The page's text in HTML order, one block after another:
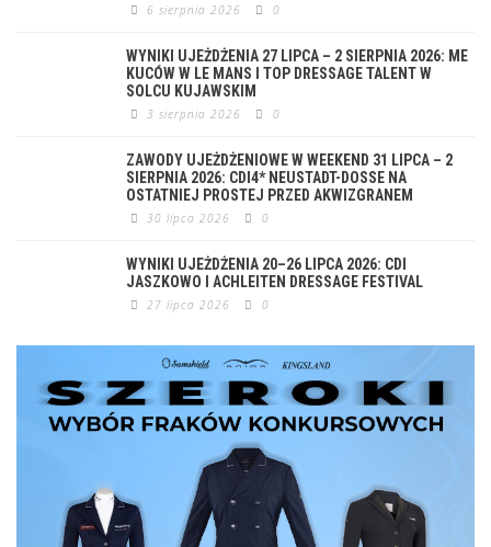
6 sierpnia 2026 0
WYNIKI UJEŻDŻENIA 27 LIPCA – 2 SIERPNIA 2026: ME
KUCÓW W LE MANS I TOP DRESSAGE TALENT W
SOLCU KUJAWSKIM
3 sierpnia 2026 0
ZAWODY UJEŻDŻENIOWE W WEEKEND 31 LIPCA – 2
SIERPNIA 2026: CDI4* NEUSTADT-DOSSE NA
OSTATNIEJ PROSTEJ PRZED AKWIZGRANEM
30 lipca 2026 0
WYNIKI UJEŻDŻENIA 20–26 LIPCA 2026: CDI
JASZKOWO I ACHLEITEN DRESSAGE FESTIVAL
27 lipca 2026 0